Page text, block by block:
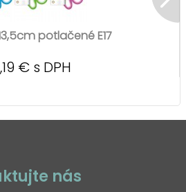
potlačené E17
€ s DPH
nás